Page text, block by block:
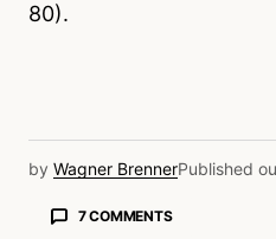
80).
by Wagner BrennerPublished
7 COMMENTS